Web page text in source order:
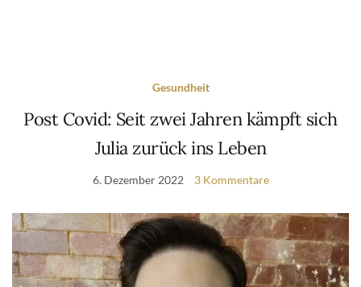
Gesundheit
Post Covid: Seit zwei Jahren kämpft sich
Julia zurück ins Leben
6. Dezember 2022 3 Kommentare